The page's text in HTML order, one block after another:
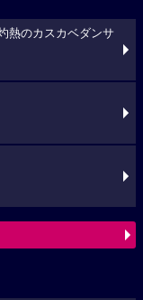
熱のカスカベダンサ